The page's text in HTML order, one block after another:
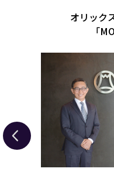
オリック
「